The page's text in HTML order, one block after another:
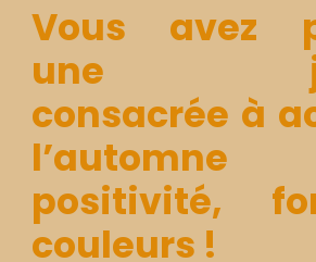
Vous avez
une
consacrée à
positivité,
couleurs !